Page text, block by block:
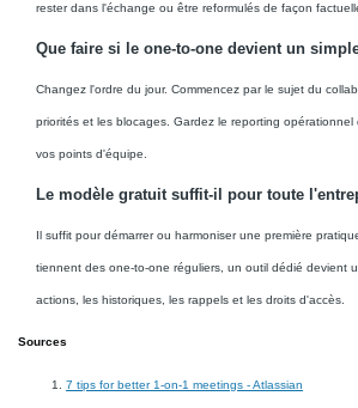
rester dans l'échange ou être reformulés de façon
Que faire si le one-to-one devient un
Changez l'ordre du jour. Commencez par le sujet du
priorités et les blocages. Gardez le reporting opérationnel
vos points d'équipe.
Le modèle gratuit suffit-il pour toute
Il suffit pour démarrer ou harmoniser une première
tiennent des one-to-one réguliers, un outil dédié devient
actions, les historiques, les rappels et les droits d'accès.
Sources
7 tips for better 1-on-1 meetings - Atlassian